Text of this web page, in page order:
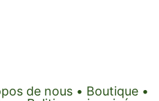
de nous • Boutique •